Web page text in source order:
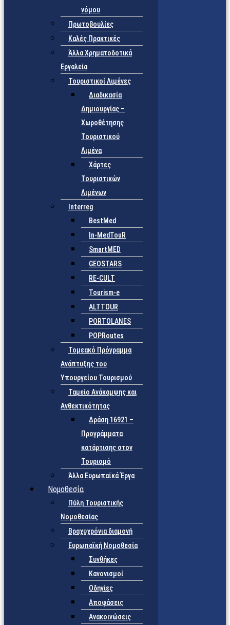
νόμου
Πρωτοβουλίες
Καλές Πρακτικές
Άλλα Χρηματοδοτικά
Εργαλεία
Τουριστικοί Λιμένες
Διαδικασία
Δημιουργίας –
Χωροθέτησης
Τουριστικού
Λιμένα
Χάρτες
Τουριστικών
Λιμένων
Interreg
BestMed
In-MedTouR
SmartMED
GEOSTARS
RE-CULT
Tourism-e
ALTTOUR
PORTOLANES
POPRoutes
Τομεακό Πρόγραμμα
Ανάπτυξης του
Υπουργείου Τουρισμού
Ταμείο Ανάκαμψης και
Ανθεκτικότητας
Δράση 16921 –
Προγράμματα
κατάρτισης στον
Τουρισμό
Άλλα Ευρωπαϊκά Έργα
Νομοθεσία
Πύλη Τουριστικής
Νομοθεσίας
Βραχυχρόνια διαμονή
Ευρωπαϊκή Νομοθεσία
Συνθήκες
Κανονισμοί
Οδηγίες
Αποφάσεις
Ανακοινώσεις